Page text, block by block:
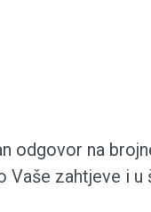
odgovor na
zahtjeve i